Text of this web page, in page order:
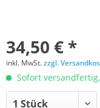
34,50 € *
inkl. MwSt.zzgl.
Sofort